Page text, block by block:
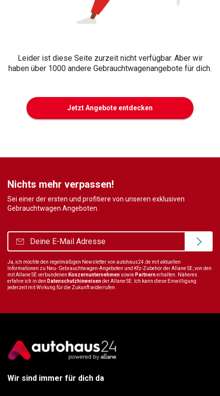
Leider ist diese Seite zurzeit nicht verfügbar. Aber wir
haben über 1000 andere Gebrauchtwagenangebote für dich.
Jetzt Angebote entdecken
Nichts mehr verpassen!
Sei einer der ersten und profitiere von unseren exklusiven
Gebrauchtwagen Angeboten.
Ja, ich möchte den regelmäßigen Newsletter von autohaus24.de mit aktuellen
Informationen zu Neu- Gebrauchtwagen-Angeboten und Kfz-Zubehör der Allane SE, von den
mit Allane SE verbundenen Konzernunternehmen sowie Partnernerhalten. Näheres
erfahre ich in den Datenschutzhinweisender Allane SE. Ich kann diese Einwilligung
jederzeit mit Wirkung für die Zukunft widerrufen.
Wir sind immer für dich da